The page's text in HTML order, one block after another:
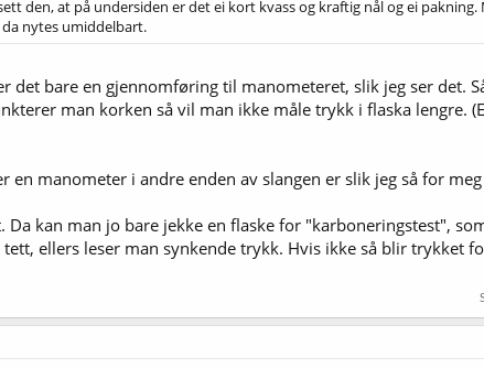
den, at på undersiden er det ei kort kvass og kraftig nål og ei
nytes umiddelbart.
bare en gjennomføring til manometeret, slik jeg ser det.
man korken så vil man ikke måle trykk i flaska lengre.
manometer i andre enden av slangen er slik jeg så for
kan man jo bare jekke en flaske for "karboneringstest",
ellers leser man synkende trykk. Hvis ikke så blir trykket